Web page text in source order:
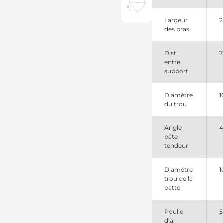
BMW
12317546284
BMW
12317836610
BMW
12317837691
Bosch
2542685
Valeo
2542685B
Valeo
2542685C
Valeo
2543413
Valeo
7519723
Largeur
des bras
Dist.
entre
support
Diamétre
du trou
Angle
pâte
tendeur
Diamétre
trou de la
patte
Poulie
dia.